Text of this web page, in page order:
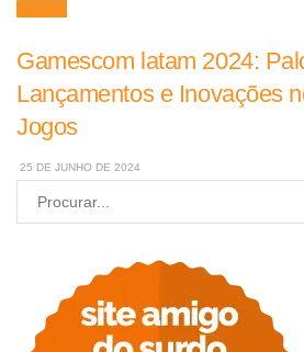
Gamescom latam 2024:
Lançamentos e Inovações
Jogos
25 DE JUNHO DE 2024